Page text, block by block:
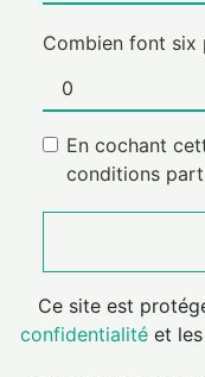
Combien font six
En cochant
conditions
Ce site est
confidentialité et les